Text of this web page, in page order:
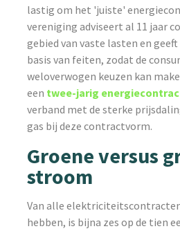
lastig om het 'juiste'
vereniging adviseert al 11 jaar
gebied van vaste lasten en
basis van feiten, zodat de
weloverwogen keuzen kan
een twee-jarig
verband met de sterke
gas bij deze contractvorm.
Groene versus
stroom
Van alle
hebben, is bijna zes op de tien